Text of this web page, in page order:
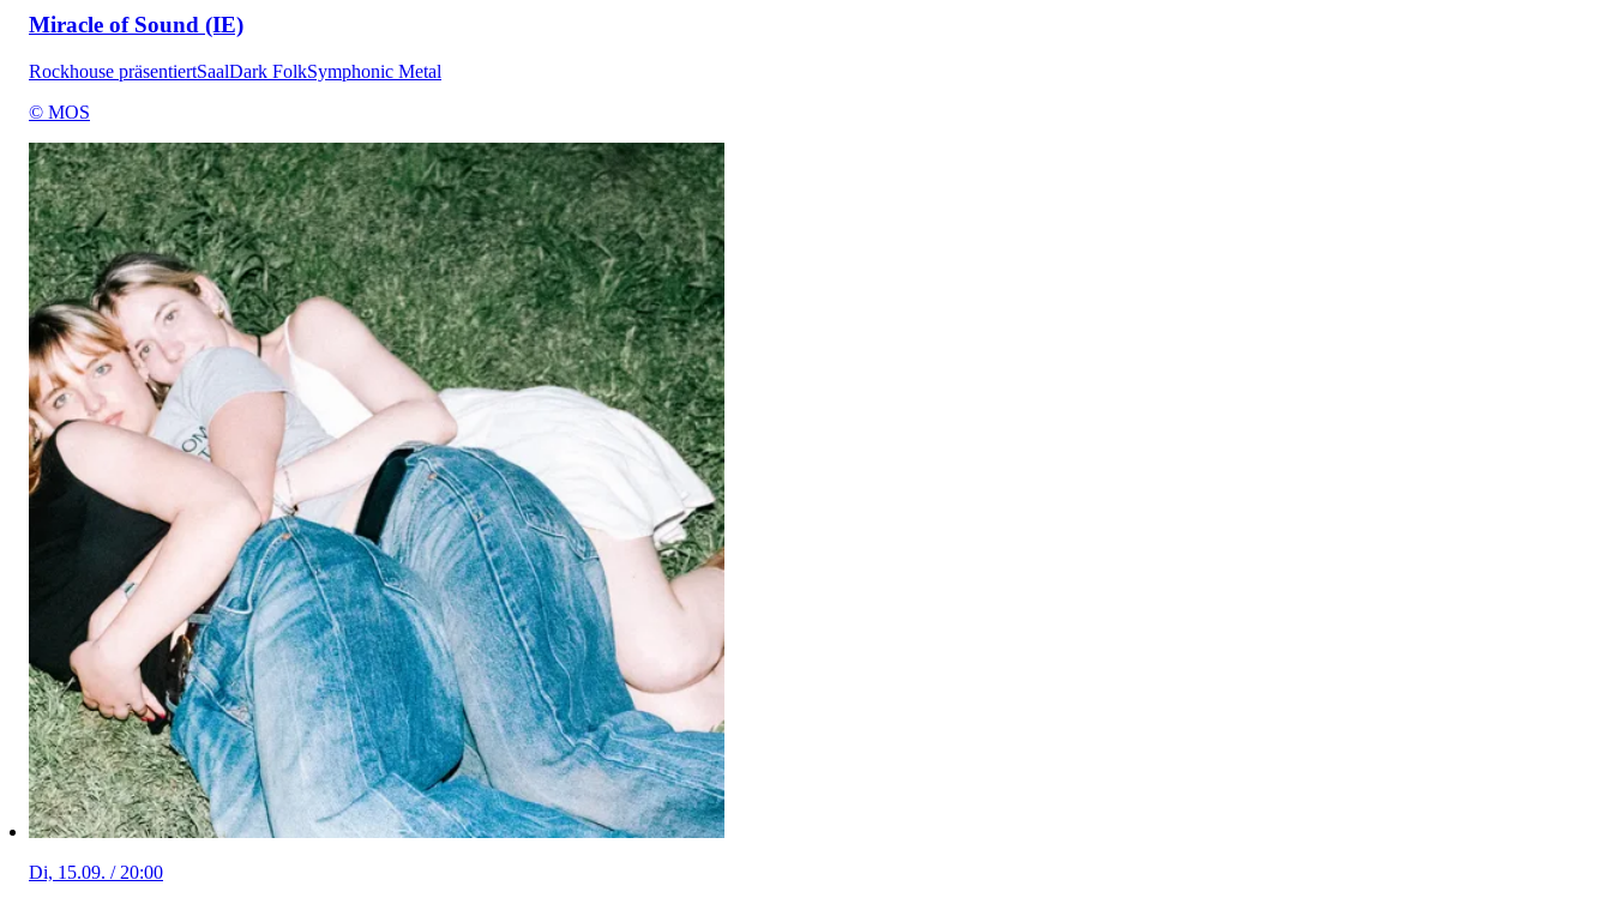
Miracle of Sound (IE)
Rockhouse präsentiertSaalDark FolkSymphonic Metal
© MOS
Di, 15.09. / 20:00